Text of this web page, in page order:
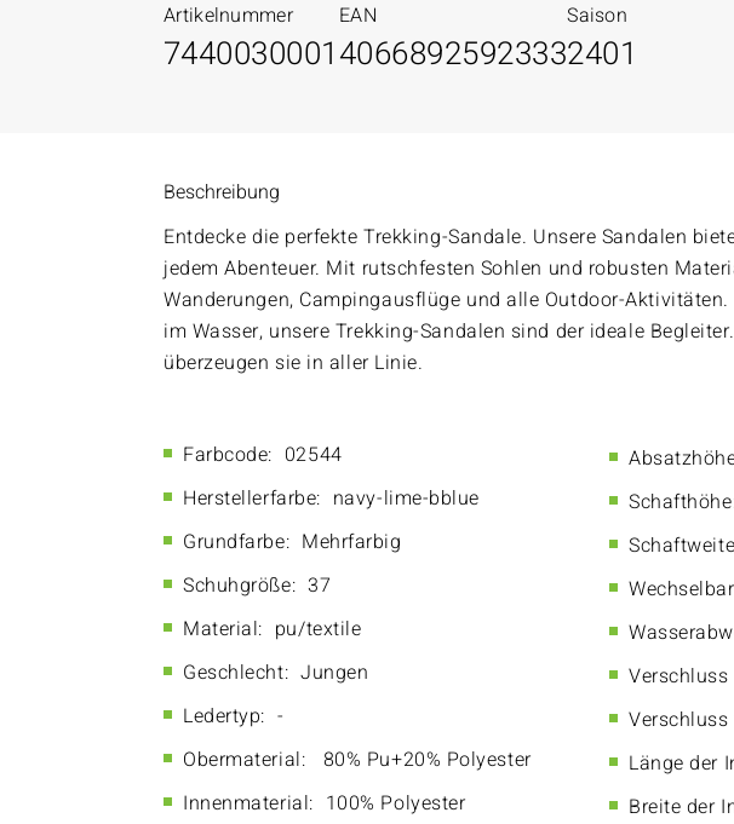
Artikelnummer
7440030001
EAN
4066892592333
Saison
2401
Beschreibung
Entdecke die perfekte Trekking-Sandale. Unsere Sandalen
jedem Abenteuer. Mit rutschfesten Sohlen und robusten
Wanderungen, Campingausflüge und alle Outdoor-
im Wasser, unsere Trekking-Sandalen sind der ideale
überzeugen sie in aller Linie.
Farbcode: 02544
Herstellerfarbe: navy-lime-bblue
Grundfarbe: Mehrfarbig
Schuhgröße: 37
Material: pu/textile
Geschlecht: Jungen
Ledertyp: -
Obermaterial:
80% Pu+20% Polyester
Innenmaterial: 100% Polyester
Verschluss
Verschluss
Länge der
Breite der